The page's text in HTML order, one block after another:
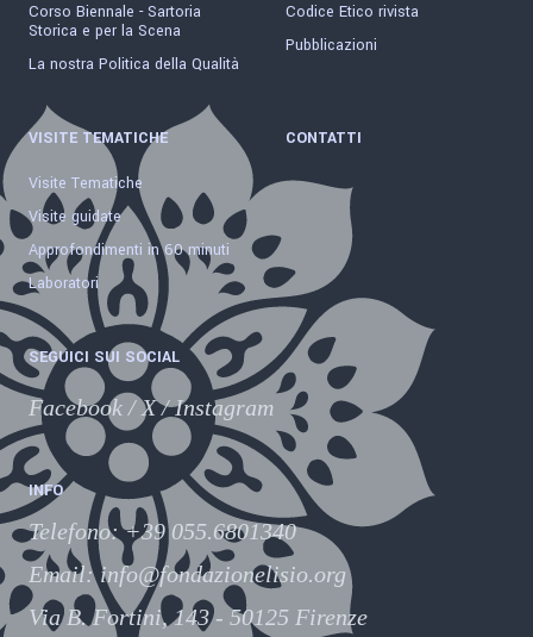
Corso Biennale - Sartoria
Storica e per la Scena
La nostra Politica della Qualità
Codice Etico rivista
Pubblicazioni
VISITE TEMATICHE
Visite Tematiche
Visite guidate
Approfondimenti in 60 minuti
Laboratori
CONTATTI
SEGUICI SUI SOCIAL
Facebook /X/Instagram
INFO
Telefono:+39 055.6801340
Email:info@fondazionelisio.org
Via B. Fortini, 143 - 50125 Firenze